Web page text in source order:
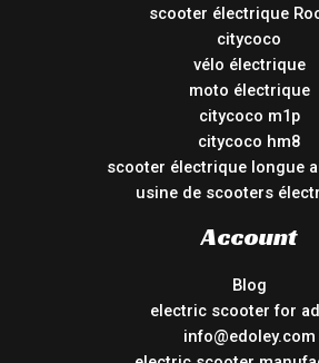
scooter électrique
citycoco
vélo électrique
moto électrique
citycoco m1p
citycoco hm8
scooter électrique longue
usine de scooters
Account
Blog
electric scooter for
info@edoley.com